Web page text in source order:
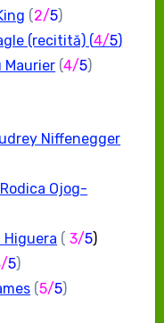
(2/5)
(recitită) (4/5)
Maurier (4/5)
Niffenegger
Ojog-
(3/5)
5)
(5/5)